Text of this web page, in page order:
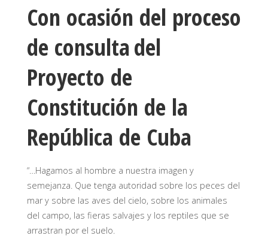
Con ocasión del proceso
de consultadel
Proyecto de
Constitución de la
República de Cuba
“…Hagamos al hombre a nuestra imagen y
semejanza. Que tenga autoridad sobre los peces del
mar y sobre las aves del cielo, sobre los animales
del campo, las fieras salvajes y los reptiles que se
arrastran por el suelo.